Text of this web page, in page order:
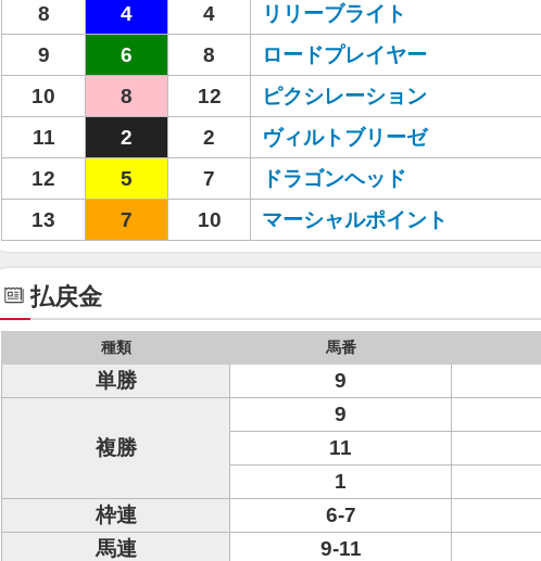
8
4 4 リリーブライト
9
6 8 ロードプレイヤー
10
8 12 ピクシレーション
11
2 2 ヴィルトブリーゼ
12
5 7 ドラゴンヘッド
13
7 10 マーシャルポイント
払戻金
種類 馬番
単勝 9
複勝
9
11
1
枠連
6-7
馬連
9-11